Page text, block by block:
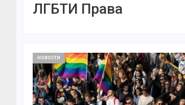
ЛГБТИ Права
НОВОСТИ